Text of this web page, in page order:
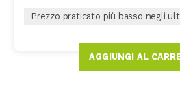
Prezzo praticato più basso negli
AGGIUNGI AL